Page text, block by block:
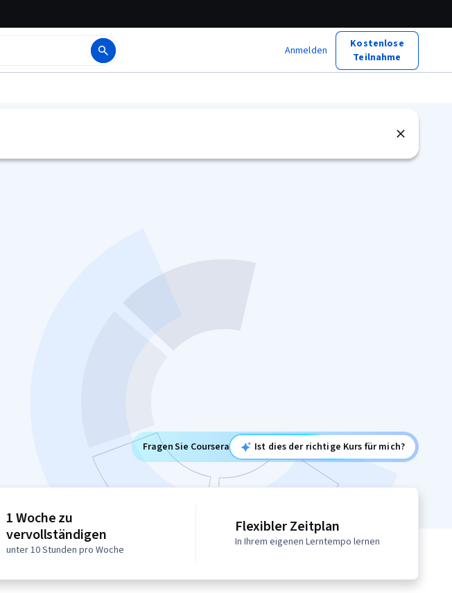
Anmelden
Kostenlose
Teilnahme
Fragen Sie Coursera Ist dies der richtige Kurs für mich?
1 Woche zu
vervollständigen
unter 10 Stunden pro Woche
Flexibler Zeitplan
In Ihrem eigenen Lerntempo lernen